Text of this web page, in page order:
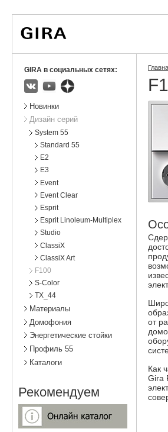
от
Как
Gira
GIRA в социальных сетях:
Подразделы
Новинки
Дизайн серий
System 55
Standard 55
E2
E3
Event
Event Clear
Esprit
Esprit Linoleum-Multiplex
Studio
ClassiX
ClassiX Art
F100
S-Color
TX_44
Материалы
Домофония
Энергетические стойки
Профиль 55
Каталоги
Рекомендуем